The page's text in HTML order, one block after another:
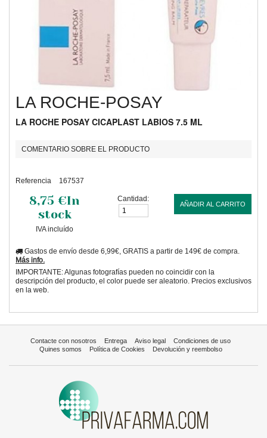
LA ROCHE-POSAY
LA ROCHE POSAY CICAPLAST LABIOS 7.5 ML
COMENTARIO SOBRE EL PRODUCTO
Referencia 167537
8,75 €In
stock
IVA incluído
Cantidad:
AÑADIR AL CARRITO
Gastos de envío desde 6,99€, GRATIS a partir de 149€ de compra.
Más info.
IMPORTANTE: Algunas fotografías pueden no coincidir con la
descripción del producto, el color puede ser aleatorio. Precios exclusivos
en la web.
Contacte con nosotros Entrega Aviso legal
Condiciones de uso
Quines somos
Política de Cookies Devolución y reembolso